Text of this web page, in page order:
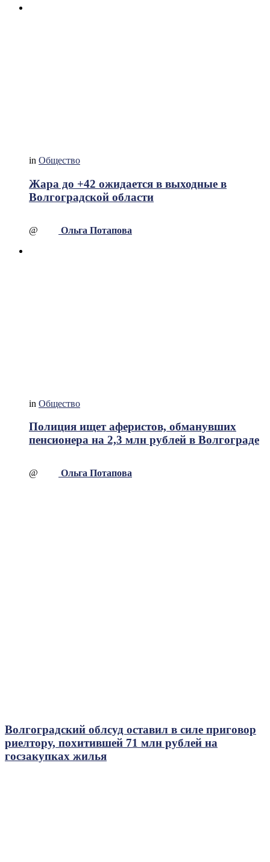
in Общество
Жара до +42 ожидается в выходные в
Волгоградской области
@ Ольга Потапова
in Общество
Полиция ищет аферистов, обманувших
пенсионера на 2,3 млн рублей в Волгограде
@ Ольга Потапова
Волгоградский облсуд оставил в силе приговор
риелтору, похитившей 71 млн рублей на
госзакупках жилья